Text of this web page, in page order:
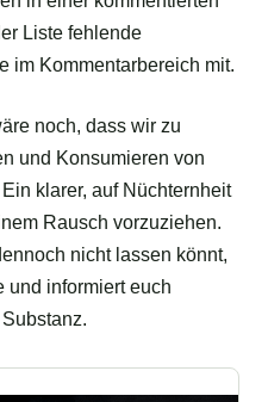
Liste fehlende
im Kommentarbereich mit.
noch, dass wir zu
und Konsumieren von
klarer, auf Nüchternheit
Rausch vorzuziehen.
nicht lassen könnt,
und informiert euch